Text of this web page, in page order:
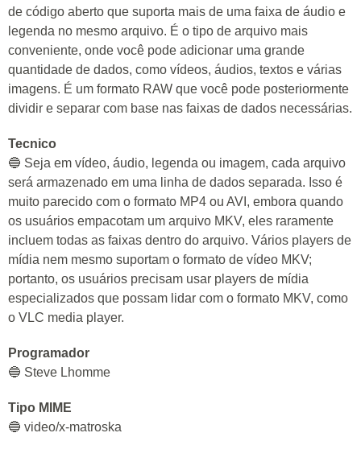
de código aberto que suporta mais de uma faixa de áudio e
legenda no mesmo arquivo. É o tipo de arquivo mais
conveniente, onde você pode adicionar uma grande
quantidade de dados, como vídeos, áudios, textos e várias
imagens. É um formato RAW que você pode posteriormente
dividir e separar com base nas faixas de dados necessárias.
Tecnico
🔵 Seja em vídeo, áudio, legenda ou imagem, cada arquivo
será armazenado em uma linha de dados separada. Isso é
muito parecido com o formato MP4 ou AVI, embora quando
os usuários empacotam um arquivo MKV, eles raramente
incluem todas as faixas dentro do arquivo. Vários players de
mídia nem mesmo suportam o formato de vídeo MKV;
portanto, os usuários precisam usar players de mídia
especializados que possam lidar com o formato MKV, como
o VLC media player.
Programador
🔵 Steve Lhomme
Tipo MIME
🔵 video/x-matroska